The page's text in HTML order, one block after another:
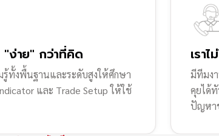
"ง่าย" กว่าที่คิด
รู้ทั้งพื้นฐานและระดับสูงให้ศึกษา
และ Trade Setup ให้ใช้
เรา
มีทีมง
คุยได้
ปัญหา